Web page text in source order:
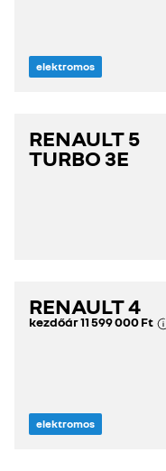
elektromos
RENAULT 5
TURBO 3E
RENAULT 4
kezdőár11 599 000 Ft
elektromos